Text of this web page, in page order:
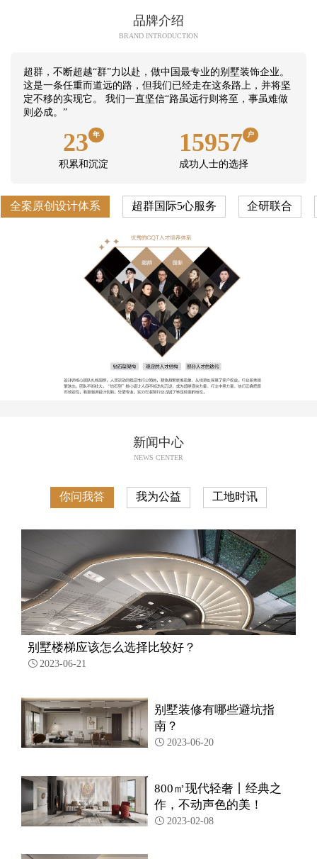
品牌介绍
BRAND INTRODUCTION
超群，不断超越“群”力以赴，做中国最专业的别墅装饰企业。
这是一条任重而道远的路，但我们已经走在这条路上，并将坚
定不移的实现它。 我们一直坚信“路虽远行则将至，事虽难做
则必成。”
23 年
积累和沉淀
15957 户
成功人士的选择
全案原创设计体系 超群国际5心服务 企研联合
新闻中心
NEWS CENTER
你问我答 我为公益 工地时讯
别墅楼梯应该怎么选择比较好？
 2023-06-21
别墅装修有哪些避坑指
南？
 2023-06-20
800㎡现代轻奢丨经典之
作，不动声色的美！
 2023-02-08